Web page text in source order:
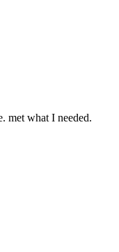
met what I needed.